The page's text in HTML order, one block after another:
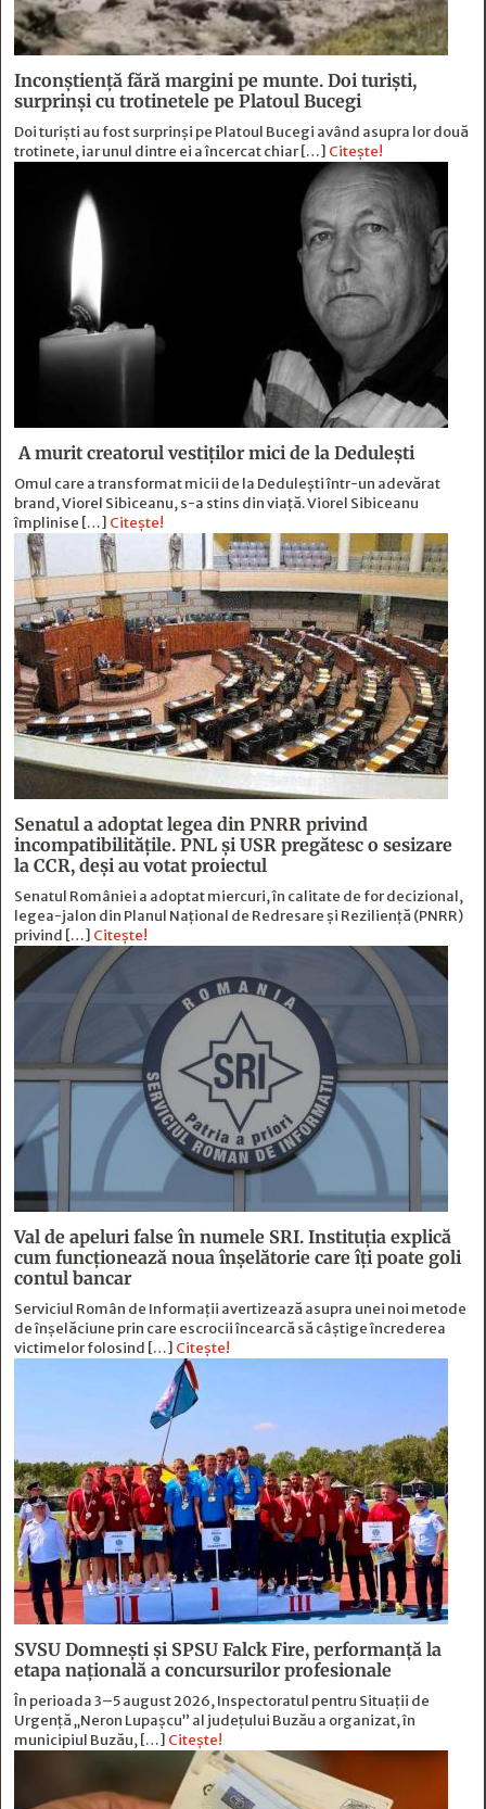
Inconștiență fără margini pe munte. Doi turiști,
surprinși cu trotinetele pe Platoul Bucegi
Doi turiști au fost surprinși pe Platoul Bucegi având asupra lor două
trotinete, iar unul dintre ei a încercat chiar […] Citește!
A murit creatorul vestiților mici de la Dedulești
Omul care a transformat micii de la Dedulești într-un adevărat
brand, Viorel Sibiceanu, s-a stins din viață. Viorel Sibiceanu
împlinise […] Citește!
Senatul a adoptat legea din PNRR privind
incompatibilitățile. PNL și USR pregătesc o sesizare
la CCR, deși au votat proiectul
Senatul României a adoptat miercuri, în calitate de for decizional,
legea-jalon din Planul Național de Redresare și Reziliență (PNRR)
privind […] Citește!
Val de apeluri false în numele SRI. Instituția explică
cum funcționează noua înșelătorie care îți poate goli
contul bancar
Serviciul Român de Informații avertizează asupra unei noi metode
de înșelăciune prin care escrocii încearcă să câștige încrederea
victimelor folosind […] Citește!
SVSU Domnești și SPSU Falck Fire, performanță la
etapa națională a concursurilor profesionale
În perioada 3–5 august 2026, Inspectoratul pentru Situații de
Urgență „Neron Lupașcu” al județului Buzău a organizat, în
municipiul Buzău, […] Citește!